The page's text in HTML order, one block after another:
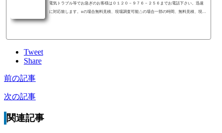
電気トラブル等でお急ぎのお客様は０１２０－９７６－２５６までお電話下さい。迅速
に対応致します。○の場合無料見積、現場調査可能△の場合一部の時間、無料見積、現場
Tweet
Share
前の記事
次の記事
関連記事